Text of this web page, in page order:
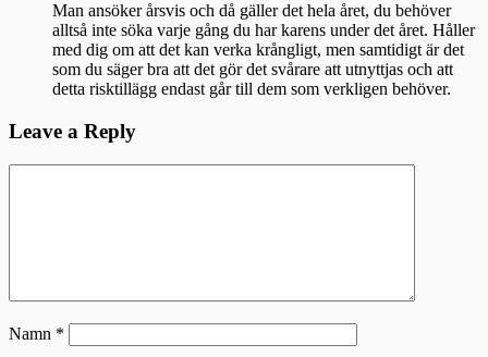
Man ansöker årsvis och då gäller det hela året, du behöver
alltså inte söka varje gång du har karens under det året. Håller
med dig om att det kan verka krångligt, men samtidigt är det
som du säger bra att det gör det svårare att utnyttjas och att
detta risktillägg endast går till dem som verkligen behöver.
Leave a Reply
Namn *